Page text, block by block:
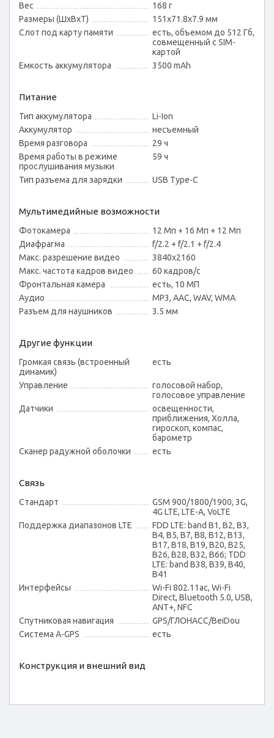
Вес
168 г
Размеры (ШxВxТ)
151x71.8x7.9 мм
Слот под карту памяти
есть, объемом до 512 Гб,
совмещенный с SIM-
картой
Емкость аккумулятора
3500 mAh
Питание
Тип аккумулятора
Li-Ion
Аккумулятор
несъемный
Время разговора
29 ч
Время работы в режиме
прослушивания музыки
59 ч
Тип разъема для зарядки USB Type-C
Мультимедийные возможности
Фотокамера
12 Мп + 16 Мп + 12 Мп
Диафрагма
f/2.2 + f/2.1 + f/2.4
Макс. разрешение видео
3840x2160
Макс. частота кадров видео
60 кадров/с
Фронтальная камера
есть, 10 МП
Аудио
MP3, AAC, WAV, WMA
Разъем для наушников
3.5 мм
Другие функции
Громкая связь (встроенный
динамик)
есть
Управление
голосовой набор,
голосовое управление
Датчики
освещенности,
приближения, Холла,
гироскоп, компас,
барометр
Сканер радужной оболочки
есть
Связь
Стандарт
GSM 900/1800/1900, 3G,
4G LTE, LTE-A, VoLTE
Поддержка диапазонов LTE
FDD LTE: band B1, B2, B3,
B4, B5, B7, B8, B12, B13,
B17, B18, B19, B20, B25,
B26, B28, B32, B66; TDD
LTE: band B38, B39, B40,
B41
Интерфейсы
Wi-Fi 802.11ac, Wi-Fi
Direct, Bluetooth 5.0, USB,
ANT+, NFC
Спутниковая навигация
GPS/ГЛОНАСС/BeiDou
Cистема A-GPS
есть
Конструкция и внешний вид